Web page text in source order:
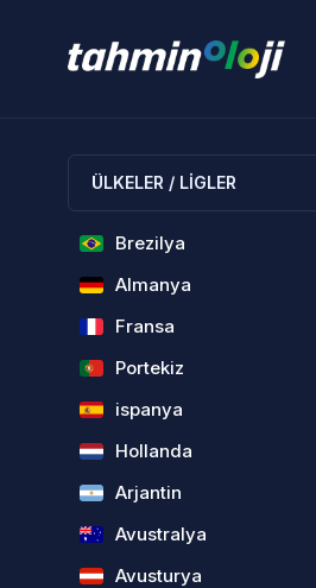
ÜLKELER / LİGLER
Brezilya
Almanya
Fransa
Portekiz
ispanya
Hollanda
Arjantin
Avustralya
Avusturya